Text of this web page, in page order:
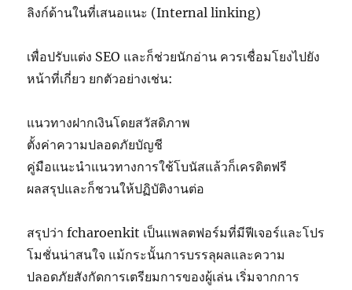
ลิงก์ด้านในที่เสนอแนะ (Internal linking)
เพื่อปรับแต่ง SEO และก็ช่วยนักอ่าน ควรเชื่อมโยงไปยัง
หน้าที่เกี่ยว ยกตัวอย่างเช่น:
แนวทางฝากเงินโดยสวัสดิภาพ
ตั้งค่าความปลอดภัยบัญชี
คู่มือแนะนำแนวทางการใช้โบนัสแล้วก็เครดิตฟรี
ผลสรุปและก็ชวนให้ปฏิบัติงานต่อ
สรุปว่า fcharoenkit เป็นแพลตฟอร์มที่มีฟีเจอร์และโปร
โมชั่นน่าสนใจ แม้กระนั้นการบรรลุผลและความ
ปลอดภัยสังกัดการเตรียมการของผู้เล่น เริ่มจากการ